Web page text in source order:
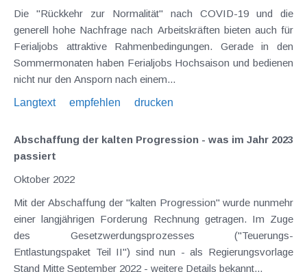
Die "Rückkehr zur Normalität" nach COVID-19 und die
generell hohe Nachfrage nach Arbeitskräften bieten auch für
Ferialjobs attraktive Rahmenbedingungen. Gerade in den
Sommermonaten haben Ferialjobs Hochsaison und bedienen
nicht nur den Ansporn nach einem...
Langtext
empfehlen drucken
Abschaffung der kalten Progression - was im Jahr 2023
passiert
Oktober 2022
Mit der Abschaffung der "kalten Progression" wurde nunmehr
einer langjährigen Forderung Rechnung getragen. Im Zuge
des Gesetzwerdungsprozesses ("Teuerungs-
Entlastungspaket Teil II") sind nun - als Regierungsvorlage
Stand Mitte September 2022 - weitere Details bekannt...